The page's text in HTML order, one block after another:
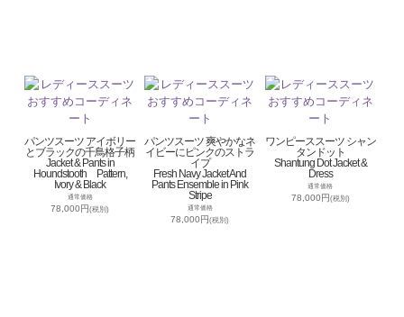
パンツスーツ アイボリー
とブラックの千鳥格子柄
Jacket & Pants in
Houndstooth Pattern,
Ivory & Black
通常価格
78,000円(税別)
パンツスーツ 爽やかなネ
イビーにピンクのストラ
イプ
Fresh Navy Jacket And
Pants Ensemble in Pink
Stripe
通常価格
78,000円(税別)
ワンピーススーツ シャン
タンドット
Shantung Dot Jacket &
Dress
通常価格
78,000円(税別)